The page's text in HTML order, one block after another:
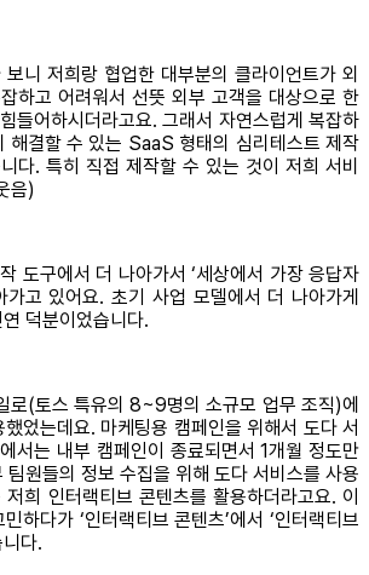
니 저희랑 협업한 대부분의 클라이언트가 외
하고 어려워서 선뜻 외부 고객을 대상으로 한
들어하시더라고요. 그래서 자연스럽게 복잡하
해결할 수 있는 SaaS 형태의 심리테스트 제작
다. 특히 직접 제작할 수 있는 것이 저희 서비
음)
도구에서 더 나아가서 ‘세상에서 가장 응답자
가고 있어요. 초기 사업 모델에서 더 나아가게
덕분이었습니다.
로(토스 특유의 8~9명의 소규모 업무 조직)에
었는데요. 마케팅용 캠페인을 위해서 도다 서
서는 내부 캠페인이 종료되면서 1개월 정도만
팀원들의 정보 수집을 위해 도다 서비스를 사용
희 인터랙티브 콘텐츠를 활용하더라고요. 이
하다가 ‘인터랙티브 콘텐츠’에서 ‘인터랙티브
다.